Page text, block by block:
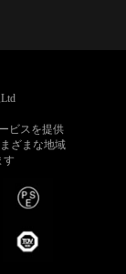
ビスを提供
ざまな地域
す